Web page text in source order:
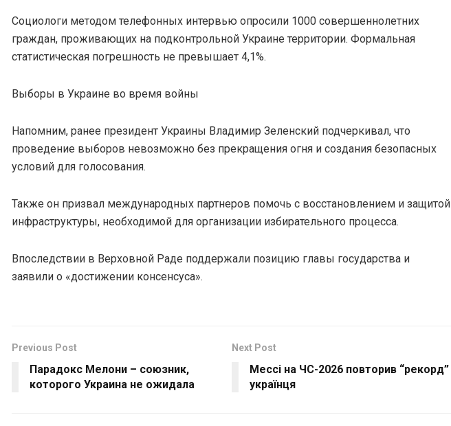
Социологи методом телефонных интервью опросили 1000 совершеннолетних
граждан, проживающих на подконтрольной Украине территории. Формальная
статистическая погрешность не превышает 4,1%.
Выборы в Украине во время войны
Напомним, ранее президент Украины Владимир Зеленский подчеркивал, что
проведение выборов невозможно без прекращения огня и создания безопасных
условий для голосования.
Также он призвал международных партнеров помочь с восстановлением и защитой
инфраструктуры, необходимой для организации избирательного процесса.
Впоследствии в Верховной Раде поддержали позицию главы государства и
заявили о «достижении консенсуса».
Previous Post
Парадокс Мелони – союзник,
которого Украина не ожидала
Next Post
Мессі на ЧС-2026 повторив “рекорд”
українця